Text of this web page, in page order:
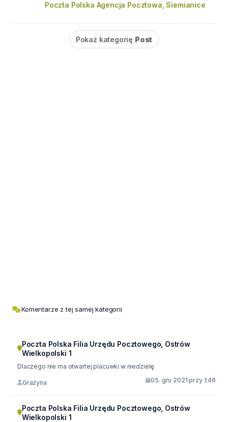
Poczta Polska Agencja Pocztowa, Siemianice
Pokaż kategorię Post
Komentarze z tej samej kategorii
Poczta Polska Filia Urzędu Pocztowego, Ostrów
Wielkopolski 1
Dlaczego nie ma otwartej placuwki w niedzielę
Grażyna 05. gru 2021 przy 1:46
Poczta Polska Filia Urzędu Pocztowego, Ostrów
Wielkopolski 1